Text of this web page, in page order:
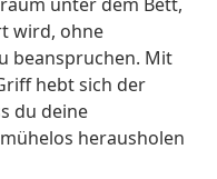
wird, ohne
beanspruchen. Mit
hebt sich der
du deine
herausholen